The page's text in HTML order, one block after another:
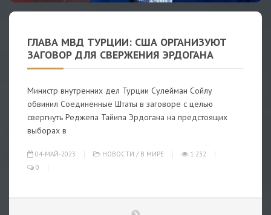
ГЛАВА МВД ТУРЦИИ: США ОРГАНИЗУЮТ
ЗАГОВОР ДЛЯ СВЕРЖЕНИЯ ЭРДОГАНА
Министр внутренних дел Турции Сулейман Сойлу
обвинил Соединенные Штаты в заговоре с целью
свергнуть Реджепа Тайипа Эрдогана на предстоящих
выборах в
04-МАЙ-2023 НОВОСТИ / В МИРЕ
1 232
0